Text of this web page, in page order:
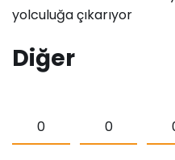
Diğer
0 0